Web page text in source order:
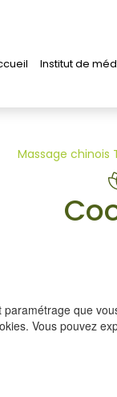
Institut de
Massage chinois
que
Vous pouvez